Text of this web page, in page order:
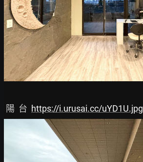
陽  台 https://i.urusai.cc/uYD1U.jpg